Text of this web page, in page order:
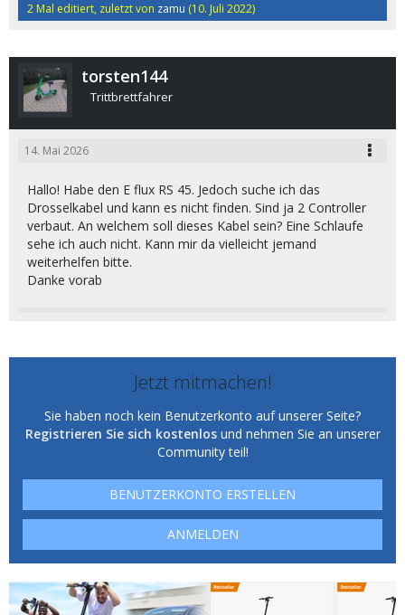
2 Mal editiert, zuletzt von zamu (10. Juli 2022)
torsten144
Trittbrettfahrer
14. Mai 2026
Hallo! Habe den E flux RS 45. Jedoch suche ich das
Drosselkabel und kann es nicht finden. Sind ja 2 Controller
verbaut. An welchem soll dieses Kabel sein? Eine Schlaufe
sehe ich auch nicht. Kann mir da vielleicht jemand
weiterhelfen bitte.
Danke vorab
Jetzt mitmachen!
Sie haben noch kein Benutzerkonto auf unserer Seite?
Registrieren Sie sich kostenlosund nehmen Sie an unserer
Community teil!
BENUTZERKONTO ERSTELLEN
ANMELDEN